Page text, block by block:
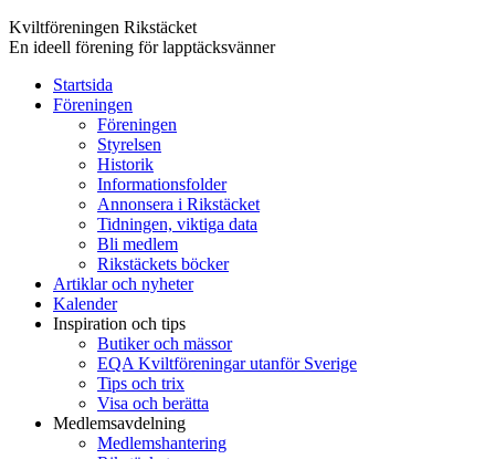
Kviltföreningen Rikstäcket
En ideell förening för lapptäcksvänner
Startsida
Föreningen
Föreningen
Styrelsen
Historik
Informationsfolder
Annonsera i Rikstäcket
Tidningen, viktiga data
Bli medlem
Rikstäckets böcker
Artiklar och nyheter
Kalender
Inspiration och tips
Butiker och mässor
EQA Kviltföreningar utanför Sverige
Tips och trix
Visa och berätta
Medlemsavdelning
Medlemshantering